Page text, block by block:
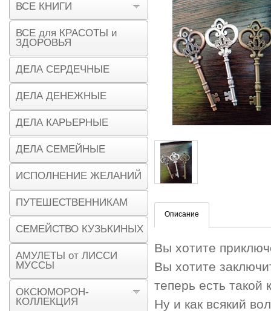
Описание
Вы хотите
Вы хотите
теперь есть такой
Ну и как всякий
ВСЕ КНИГИ
ВСЕ для КРАСОТЫ и
ЗДОРОВЬЯ
ДЕЛА СЕРДЕЧНЫЕ
ДЕЛА ДЕНЕЖНЫЕ
ДЕЛА КАРЬЕРНЫЕ
ДЕЛА СЕМЕЙНЫЕ
ИСПОЛНЕНИЕ ЖЕЛАНИЙ
ПУТЕШЕСТВЕННИКАМ
СЕМЕЙСТВО КУЗЬКИНЫХ
АМУЛЕТЫ от ЛИССИ
МУССЫ
ОКСЮМОРОН-
КОЛЛЕКЦИЯ